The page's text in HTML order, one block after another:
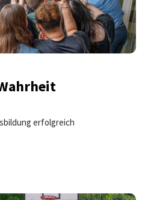
erfolgreich